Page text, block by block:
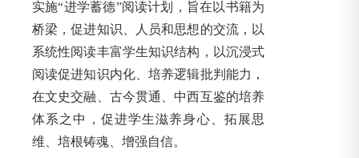
实施“进学蓄德”阅读计划，旨在以书籍为
桥梁，促进知识、人员和思想的交流，以
系统性阅读丰富学生知识结构，以沉浸式
阅读促进知识内化、培养逻辑批判能力，
在文史交融、古今贯通、中西互鉴的培养
体系之中，促进学生滋养身心、拓展思
维、培根铸魂、增强自信。